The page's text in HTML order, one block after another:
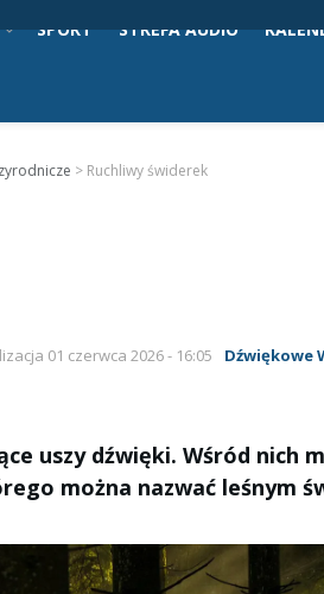
SPORT STREFA AUDIO
> Ruchliwy świderek
01 czerwca 2026 - 16:05
Dźwiękowe
uszy dźwięki. Wśród nich
można nazwać leśnym